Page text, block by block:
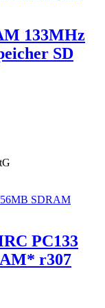
133MHz
SD
PC133
r307